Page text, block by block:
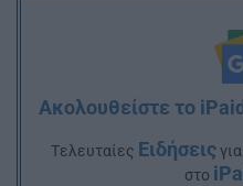
Ακολουθείστε το
Tελευταίες Ειδήσεις
στο